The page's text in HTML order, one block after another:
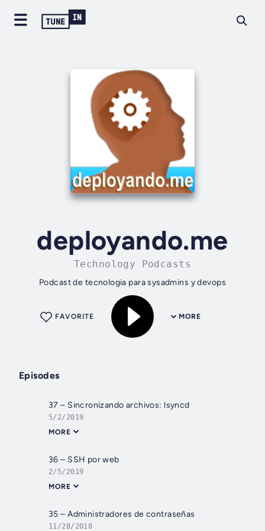
deployando.me
Technology Podcasts
Podcast de tecnologia para sysadmins y devops
MORE
FAVORITE
Episodes
37 – Sincronizando archivos: lsyncd
5/2/2019
MORE
36 – SSH por web
2/5/2019
MORE
35 – Administradores de contraseñas
11/28/2018